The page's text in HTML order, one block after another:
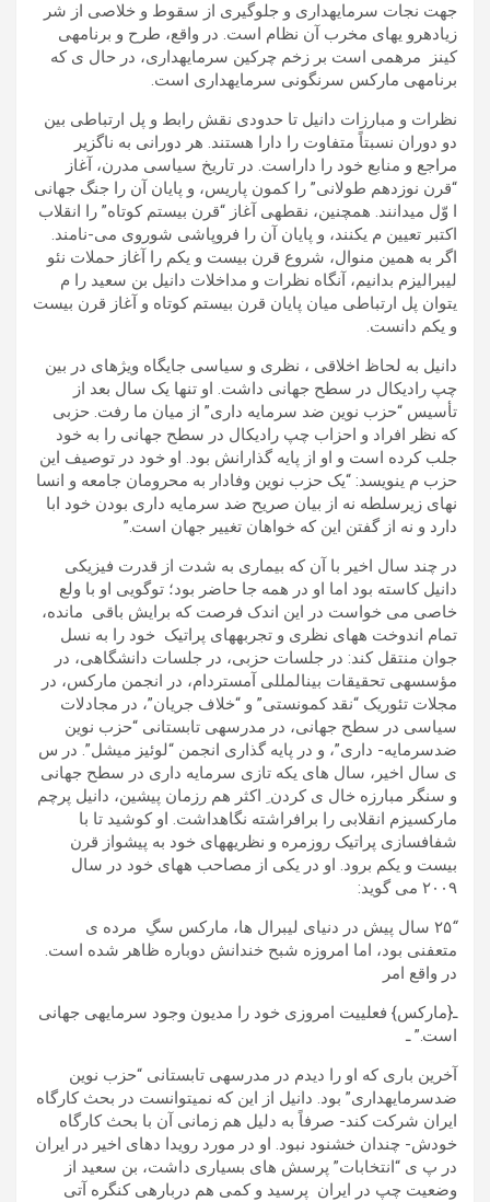
جھت نجات سرمايهداری و جلوگيری از سقوط و خلاصی از شر
زيادهرو یھای مخرب آن نظام است. در واقع، طرح و برنامهی
کينز مرھمی است بر زخم چرکين سرمايهداری، در حال ی که
برنامهی مارکس سرنگونی سرمايهداری است.
نظرات و مبارزات دانيل تا حدودی نقش رابط و پل ارتباطی بين
دو دوران نسبتاً متفاوت را دارا ھستند. ھر دورانی به ناگزير
مراجع و منابع خود را داراست. در تاريخ سياسی مدرن، آغاز
“قرن نوزدھم طولانی” را کمون پاريس، و پايان آن را جنگ جھانی
ا وّل میدانند. ھمچنين، نقطهی آغاز “قرن بيستم کوتاه” را انقلاب
اکتبر تعيين م یکنند، و پايان آن را فروپاشی شوروی می-نامند.
اگر به ھمين منوال، شروع قرن بيست و يکم را آغاز حملات نئو
ليبراليزم بدانيم، آنگاه نظرات و مداخلات دانيل بن سعيد را م
یتوان پل ارتباطی ميان پايان قرن بيستم کوتاه و آغاز قرن بيست
و يکم دانست.
دانيل به لحاظ اخلاقی ، نظری و سياسی جايگاه ويژهای در بين
چپ راديکال در سطح جھانی داشت. او تنھا يک سال بعد از
تأسيس “حزب نوين ضد سرمايه داری” از ميان ما رفت. حزبی
که نظر افراد و احزاب چپ راديکال در سطح جھانی را به خود
جلب کرده است و او از پايه گذارانش بود. او خود در توصيف اين
حزب م ینويسد: “يک حزب نوين وفادار به محرومان جامعه و انسا
نھای زيرسلطه نه از بيان صريح ضد سرمايه داری بودن خود ابا
دارد و نه از گفتن اين که خواھان تغيير جھان است.”
در چند سال اخير با آن که بيماری به شدت از قدرت فيزيکی
دانيل کاسته بود اما او در ھمه جا حاضر بود؛ توگويی او با ولع
خاصی می خواست در اين اندک فرصت که برايش باقی مانده،
تمام اندوخت هھای نظری و تجربهھای پراتيک خود را به نسل
جوان منتقل کند: در جلسات حزبی، در جلسات دانشگاھی، در
مؤسسهی تحقيقات بينالمللی آمستردام، در انجمن مارکس، در
مجلات تئوريک “نقد کمونستی” و “خلاف جريان”، در مجادلات
سياسی در سطح جھانی، در مدرسهی تابستانی “حزب نوين
ضدسرمايه- داری”، و در پايه گذاری انجمن “لوئيز ميشل”. در س
ی سال اخير، سال ھای يکه تازی سرمايه داری در سطح جھانی
و سنگر مبارزه خال ی کردن ِ اکثر ھم رزمان پيشين، دانيل پرچم
مارکسيزم انقلابی را برافراشته نگاھداشت. او کوشيد تا با
شفافسازی پراتيک روزمره و نظريهھای خود به پيشواز قرن
بيست و يکم برود. او در يکی از مصاحب هھای خود در سال
٢٠٠٩ می گويد:
“
٢۵ سال پيش در دنيای ليبرال ھا، مارکس سگِ مرده ی
متعفنی بود، اما امروزه شبح خندانش دوباره ظاھر شده است.
در واقع امر
ـ{مارکس} فعلييت امروزی خود را مديون وجود سرمايهی جھانی
است.” ـ
آخرين باری که او را ديدم در مدرسهی تابستانی “حزب نوين
ضدسرمايهداری” بود. دانيل از اين که نمیتوانست در بحث کارگاه
ايران شرکت کند- صرفاً به دليل ھم زمانی آن با بحث کارگاه
خودش- چندان خشنود نبود. او در مورد رويدا دھای اخير در ايران
در پ ی “انتخابات” پرسش ھای بسياری داشت، بن سعيد از
وضعيت چپ در ايران پرسيد و کمی ھم دربارهی کنگره آتی